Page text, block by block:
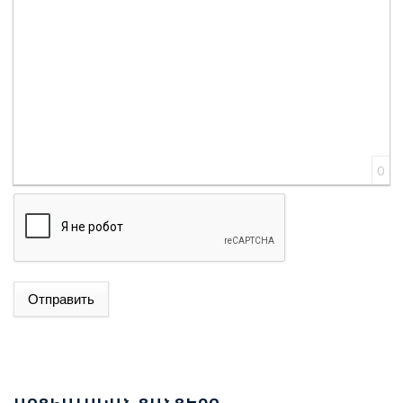
0
Отправить
ԱԴՐԲԵՋԱՆԻ ԱԳ ՆԱԽԱՐԱՐ ՋԵՅՀՈՒՆ ԲԱՅՐԱՄՈՎԸ
ԵՐԵՎԱՆՈՒՄ ԿԱՅԱՑԵԼ Է ԱՆԻԻ ԿԱՄՐՋԻ